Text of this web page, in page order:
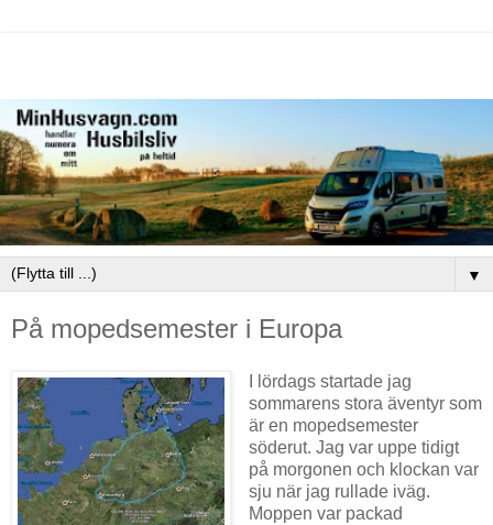
▼
På mopedsemester i Europa
I lördags startade jag
sommarens stora äventyr som
är en mopedsemester
söderut. Jag var uppe tidigt
på morgonen och klockan var
sju när jag rullade iväg.
Moppen var packad